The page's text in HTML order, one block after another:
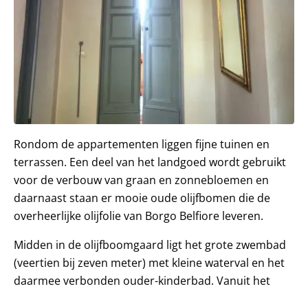
Rondom de appartementen liggen fijne tuinen en
terrassen. Een deel van het landgoed wordt gebruikt
voor de verbouw van graan en zonnebloemen en
daarnaast staan er mooie oude olijfbomen die de
overheerlijke olijfolie van Borgo Belfiore leveren.
Midden in de olijfboomgaard ligt het grote zwembad
(veertien bij zeven meter) met kleine waterval en het
daarmee verbonden ouder-kinderbad. Vanuit het